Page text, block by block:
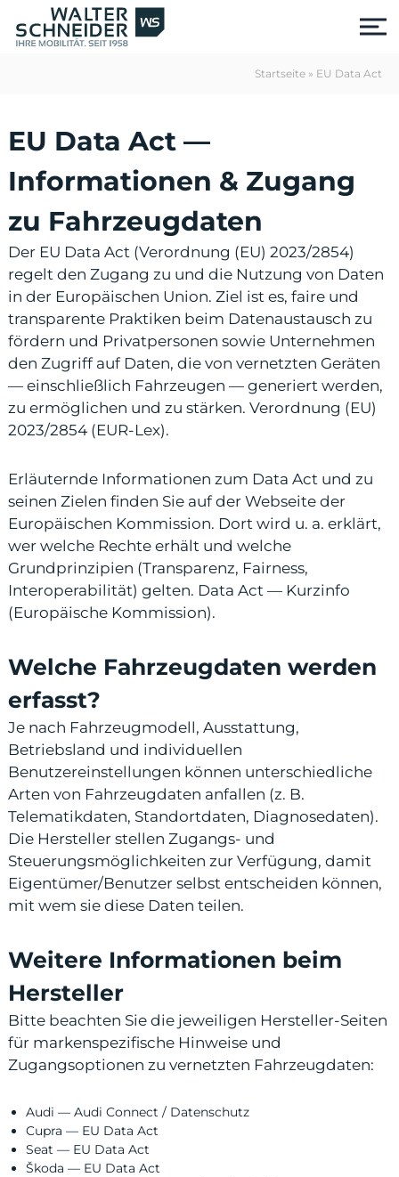
Startseite » EU Data Act
EU Data Act —
Informationen & Zugang
zu Fahrzeugdaten
Der EU Data Act (Verordnung (EU) 2023/2854)
regelt den Zugang zu und die Nutzung von Daten
in der Europäischen Union. Ziel ist es, faire und
transparente Praktiken beim Datenaustausch zu
fördern und Privatpersonen sowie Unternehmen
den Zugriff auf Daten, die von vernetzten Geräten
— einschließlich Fahrzeugen — generiert werden,
zu ermöglichen und zu stärken. Verordnung (EU)
2023/2854 (EUR-Lex).
Erläuternde Informationen zum Data Act und zu
seinen Zielen finden Sie auf der Webseite der
Europäischen Kommission. Dort wird u. a. erklärt,
wer welche Rechte erhält und welche
Grundprinzipien (Transparenz, Fairness,
Interoperabilität) gelten. Data Act — Kurzinfo
(Europäische Kommission).
Welche Fahrzeugdaten werden
erfasst?
Je nach Fahrzeugmodell, Ausstattung,
Betriebsland und individuellen
Benutzereinstellungen können unterschiedliche
Arten von Fahrzeugdaten anfallen (z. B.
Telematikdaten, Standortdaten, Diagnosedaten).
Die Hersteller stellen Zugangs- und
Steuerungsmöglichkeiten zur Verfügung, damit
Eigentümer/Benutzer selbst entscheiden können,
mit wem sie diese Daten teilen.
Weitere Informationen beim
Hersteller
Bitte beachten Sie die jeweiligen Hersteller-Seiten
für markenspezifische Hinweise und
Zugangsoptionen zu vernetzten Fahrzeugdaten:
Audi — Audi Connect / Datenschutz
Cupra — EU Data Act
Seat — EU Data Act
Škoda — EU Data Act